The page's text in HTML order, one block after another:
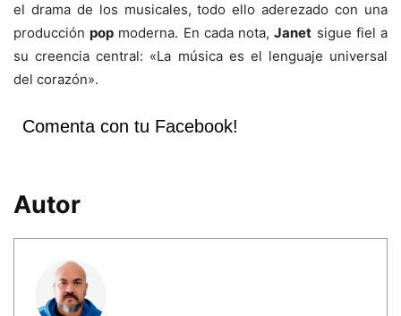
el drama de los musicales, todo ello aderezado con una
producciónpop moderna. En cada nota,Janet sigue fiel a
su creencia central: «La música es el lenguaje universal
del corazón».
Comenta con tu Facebook!
Autor